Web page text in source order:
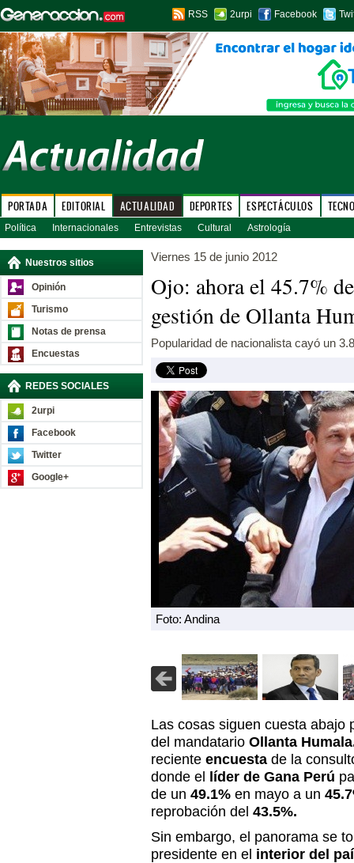
RSS 2urpi Facebook
PORTADA EDITORIAL ACTUALIDAD DEPORTES ESPECTÁCULOS
Política Internacionales Entrevistas Cultural Astrología
Nuestros sitios
Opinión
Turismo
Notas de prensa
Encuestas
REDES SOCIALES
2urpi
Facebook
Twitter
Google+
Viernes 15 de junio 2012
Ojo: ahora el 45.7%
gestión de Ollanta
Popularidad de nacionalista cayó un
Foto: Andina
Las cosas siguen cuesta abajo
del mandatario Ollanta
reciente encuesta de la
donde el
líder de Gana Perú
de un 49.1% en mayo a un
reprobación del 43.5%.
Sin embargo, el panorama se
presidente en el interior del